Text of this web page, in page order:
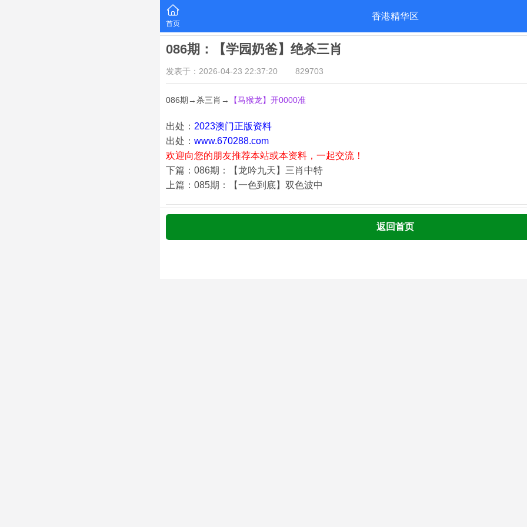
首页
香港精华区
086期：【学园奶爸】绝杀三肖
发表于：2026-04-23 22:37:20 829703
086期→杀三肖→ 【马猴龙】开0000准
出处： 2023澳门正版资料
出处： www.670288.com
欢迎向您的朋友推荐本站或本资料，一起交流！
下篇：086期：【龙吟九天】三肖中特
上篇：085期：【一色到底】双色波中
返回首页